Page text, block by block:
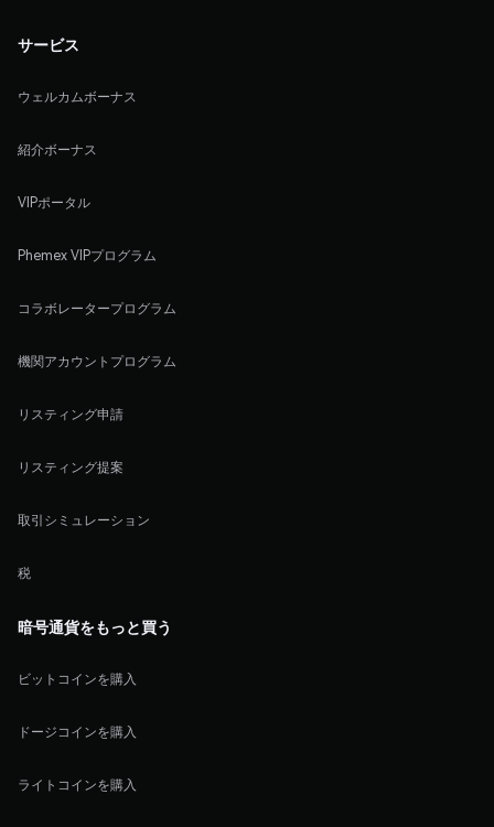
サービス
ウェルカムボーナス
紹介ボーナス
VIPポータル
Phemex VIPプログラム
コラボレータープログラム
機関アカウントプログラム
リスティング申請
リスティング提案
取引シミュレーション
税
暗号通貨をもっと買う
ビットコインを購入
ドージコインを購入
ライトコインを購入